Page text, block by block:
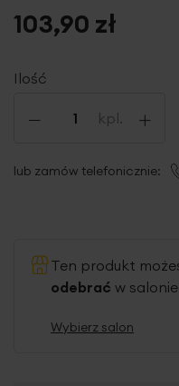
Ilość
- kpl. +
103,90 zł
lub zamów telefonicznie:
Ten produkt
odebrać w
Wybierz salon